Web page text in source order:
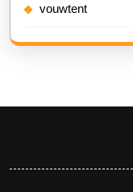
vouwtent